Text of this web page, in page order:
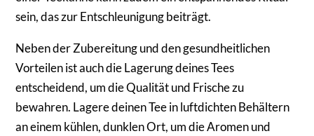
sein, das zur Entschleunigung beiträgt.
Neben der Zubereitung und den gesundheitlichen
Vorteilen ist auch die Lagerung deines Tees
entscheidend, um die Qualität und Frische zu
bewahren. Lagere deinen Tee in luftdichten Behältern
an einem kühlen, dunklen Ort, um die Aromen und